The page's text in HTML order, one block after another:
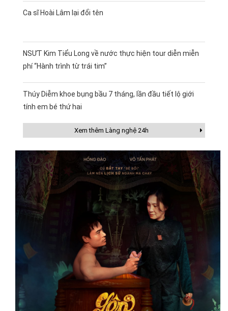
Ca sĩ Hoài Lâm lại đổi tên
NSƯT Kim Tiểu Long về nước thực hiện tour diễn miễn
phí “Hành trình từ trái tim”
Thúy Diễm khoe bụng bầu 7 tháng, lần đầu tiết lộ giới
tính em bé thứ hai
Xem thêm Làng nghệ 24h